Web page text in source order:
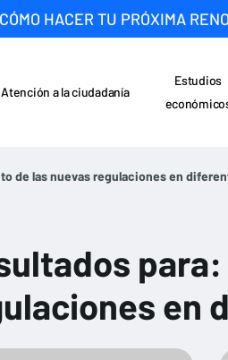
HACER TU PRÓXIMA
Atención a la ciudadanía
Estudios
de las nuevas regulaciones en
en